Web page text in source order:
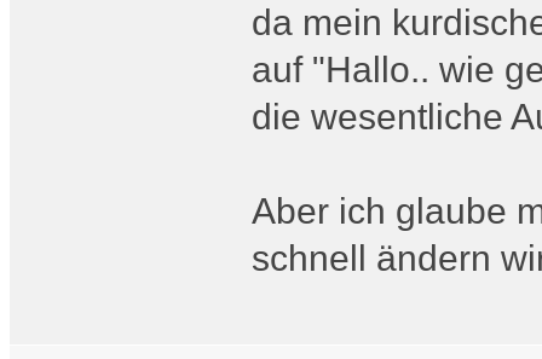
da mein
auf "Hallo.. wie
die wesentliche
Aber ich glaube
schnell ändern